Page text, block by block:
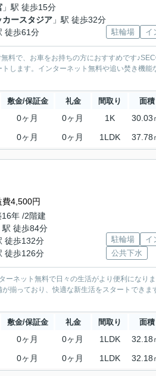
」駅 徒歩15分
カースタジア 」駅 徒歩32分
徒歩61分 駐輪場 イ
料で、お車をお持ちの方におすすめです
します。インターネット無料や追い焚き機能
敷金/保証金 礼金 間取り 面積
0ヶ月 0ヶ月 1K 30.03
0ヶ月 0ヶ月 1LDK 37.78
4,500円
年 /2階建
駅 徒歩84分
徒歩132分
徒歩126分
駐輪場 イ
公共下水
ーネット無料で日々の生活がより便利になり
揃っており、快適な新生活をスタートでき
敷金/保証金 礼金 間取り 面積
0ヶ月 0ヶ月 1LDK 32.18
0ヶ月 0ヶ月 1LDK 32.18